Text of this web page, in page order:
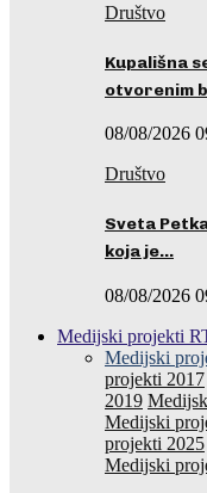
Društvo
Kupališna
otvorenim
08/08/2026
Društvo
Sveta
koja je…
08/08/2026
Medijski projekti
Medijski
projekti 2017
2019
Medijski
projekti 2025
Medijski